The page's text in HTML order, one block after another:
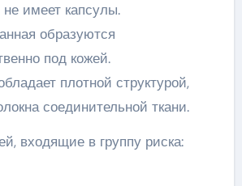
имеет капсулы.
образуются
под кожей.
плотной структурой,
соединительной ткани.
входящие в группу риска: